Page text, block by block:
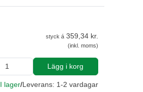
styck á 359,34 kr.
(inkl. moms)
Lägg i korg
I lager/Leverans: 1-2 vardagar